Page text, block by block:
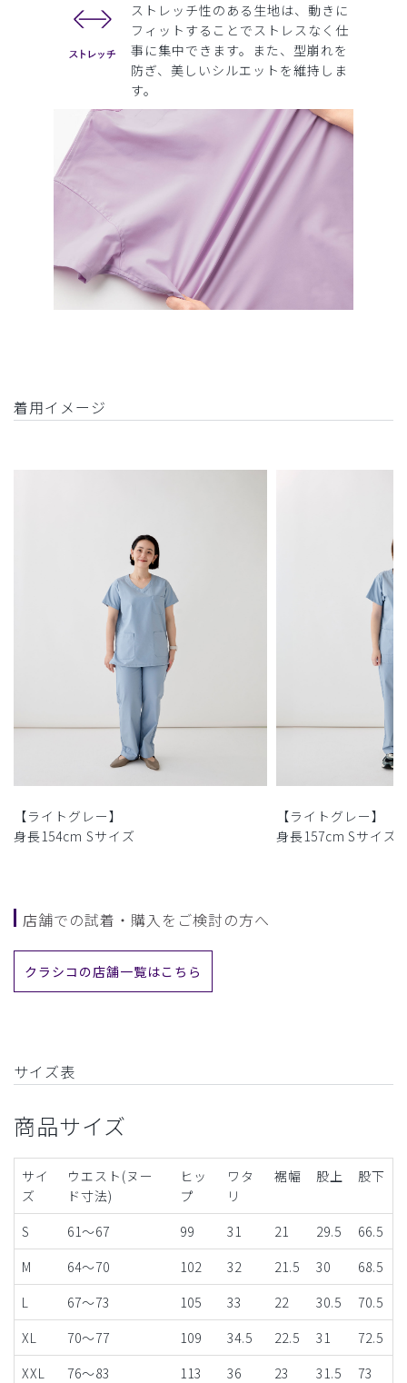
ストレッチ性のある生地は、動きに
フィットすることでストレスなく仕
事に集中できます。また、型崩れを
防ぎ、美しいシルエットを維持しま
す。
着用イメージ
【ライトグレー】
身長154cm Sサイズ
【ライトグレー】
身長157cm Sサイズ
店舗での試着・購入をご検討の方へ
クラシコの店舗一覧はこちら
サイズ表
商品サイズ
サイ
ズ
ウエスト(ヌー
ド寸法)
ヒッ
プ
ワタ
リ
裾幅 股上 股下
S 61～67 99 31 21 29.5
66.5
M
64～70 102 32 21.5 30
68.5
L
67～73 105 33 22 30.5
70.5
XL
70～77 109 34.5 22.5 31
72.5
XXL
76～83 113 36 23 31.5 73